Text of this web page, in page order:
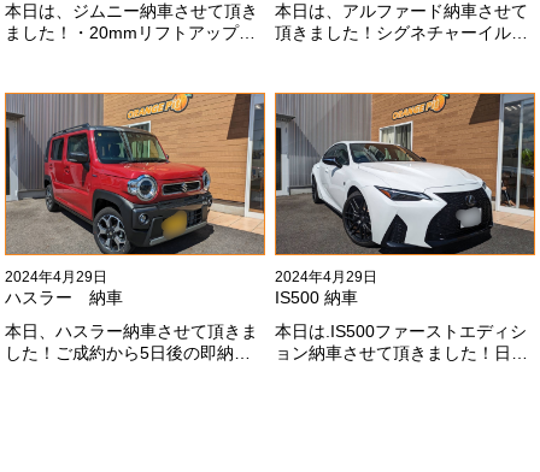
本日は、ジムニー納車させて頂き
ました！・20mmリフトアップ・
させて頂きました！！弊社で、短
期間に何台もご注文ありがどうご
ざいます！！これからもよろしく
お願いします
#x1f647;#x200d;#x2640;#xfe0f;
本日は、アルファード納車させて
頂きました！シグネチャーイル
よろしくお願いします
#x1f647;#x200d;#x2640;#xfe0f;
2024年4月29日
ハスラー 納車
本日、ハスラー納車させて頂きま
した！ご成約から5日後の即納車
2024年4月29日
IS500 納車
本日は.IS500ファーストエディシ
ョン納車させて頂きました！日本